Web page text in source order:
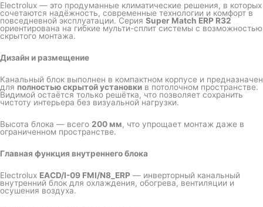
Electrolux — это продуманные климатические решения, в которых
сочетаются надёжность, современные технологии и комфорт в
повседневной эксплуатации. Серия Super Match ERP R32
ориентирована на гибкие мульти-сплит системы с возможностью
скрытого монтажа.
Дизайн и размещение
Канальный блок выполнен в компактном корпусе и предназначен
для полностью скрытой установки в потолочном пространстве.
Видимой остаётся только решётка, что позволяет сохранить
чистоту интерьера без визуальной нагрузки.
Высота блока — всего 200 мм, что упрощает монтаж даже в
ограниченном пространстве.
Главная функция внутреннего блока
Electrolux EACD/I-09 FMI/N8_ERP — инверторный канальный
внутренний блок для охлаждения, обогрева, вентиляции и
осушения воздуха.